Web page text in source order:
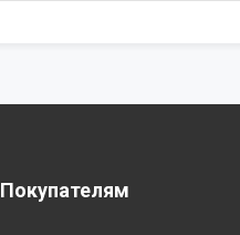
Покупателям